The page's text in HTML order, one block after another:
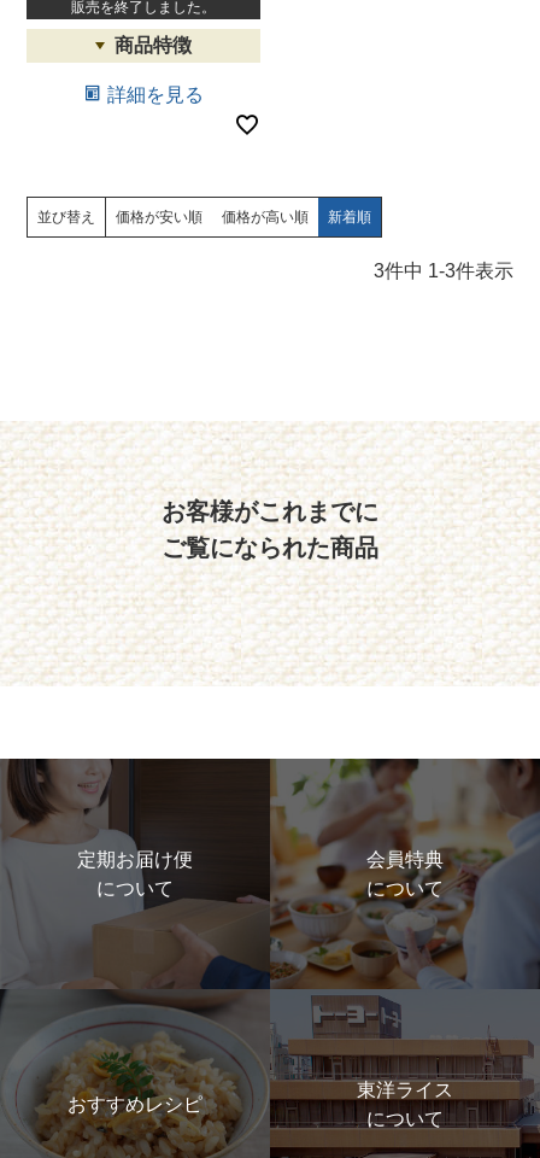
販売を終了しました。
詳細を見る
並び替え 価格が安い順 価格が高い順 新着順
3件中 1-3件表示
お客様がこれまでに
ご覧になられた商品
定期お届け便
について
会員特典
について
おすすめレシピ
東洋ライス
について